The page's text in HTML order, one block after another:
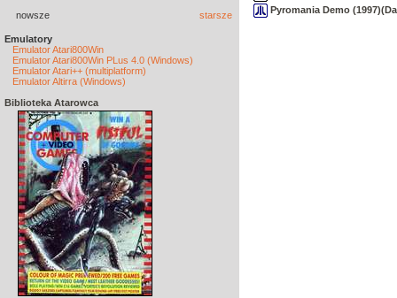
nowsze starsze
Emulatory
Emulator Atari800Win
Emulator Atari800Win PLus 4.0 (Windows)
Emulator Atari++ (multiplatform)
Emulator Altirra (Windows)
Biblioteka Atarowca
Pyromania Demo